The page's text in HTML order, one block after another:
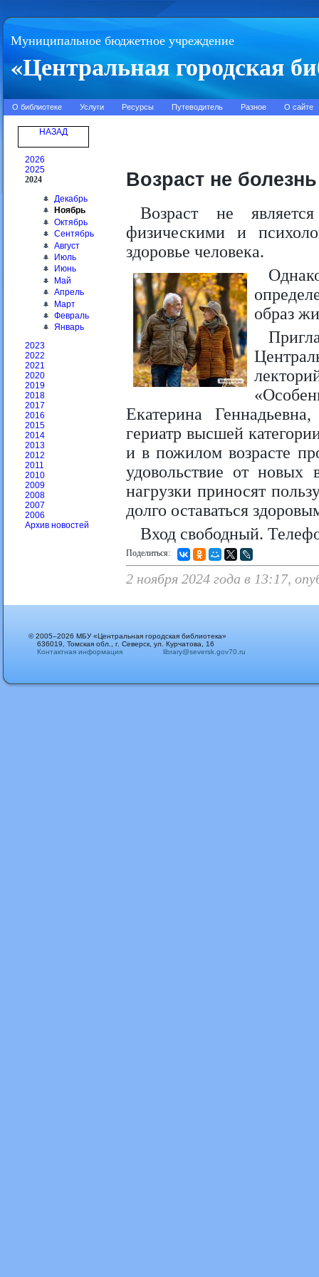
Муниципальное бюджетное учреждение
«Центральная городская
О библиотеке Услуги Ресурсы Путеводитель Разное О сайте
НАЗАД
2026
2025
2024
Декабрь
Ноябрь
Октябрь
Сентябрь
Август
Июль
Июнь
Май
Апрель
Март
Февраль
Январь
2023
2022
2021
2020
2019
2018
2017
2016
2015
2014
2013
2012
2011
2010
2009
2008
2007
2006
Архив новостей
Возраст не болезнь
Возраст не
физическими и
здоровье человека.
образ
Екатерина
гериатр высшей
и в пожилом возрасте
удовольствие от новых
нагрузки приносят
долго оставаться
Вход свободный.
Поделиться:
2 ноября 2024 года в 13:17,
© 2005–2026 МБУ «Центральная городская библиотека»
636019, Томская обл., г. Северск, ул. Курчатова, 16
Контактная информация
library@seversk.gov70.ru